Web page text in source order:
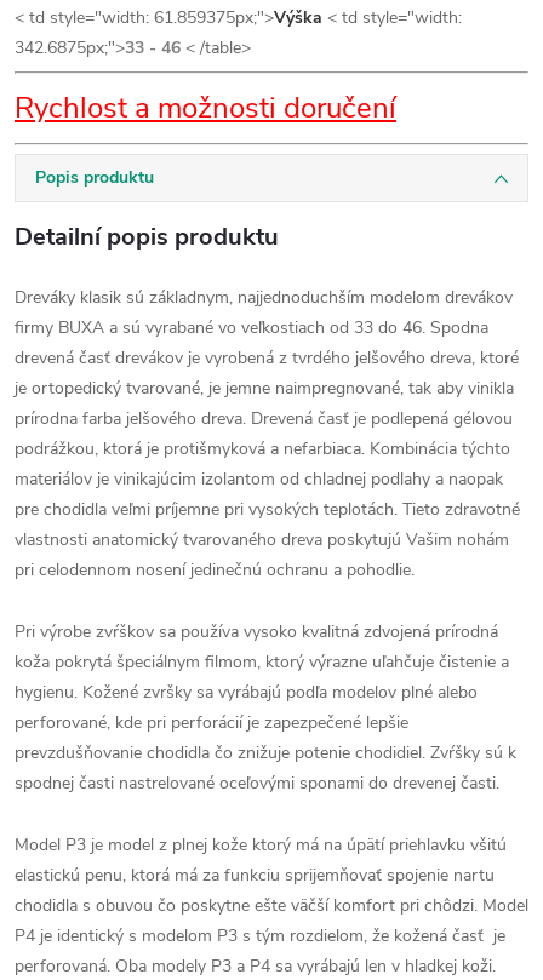
< td style="width: 61.859375px;">Výška < td style="width:
342.6875px;">33 - 46 < /table>
Rychlost a možnosti doručení
Popis produktu
Detailní popis produktu
Dreváky klasik sú základnym, najjednoduchším modelom drevákov
firmy BUXA a sú vyrabané vo veľkostiach od 33 do 46. Spodna
drevená časť drevákov je vyrobená z tvrdého jelšového dreva, ktoré
je ortopedický tvarované, je jemne naimpregnované, tak aby vinikla
prírodna farba jelšového dreva. Drevená časť je podlepená gélovou
podrážkou, ktorá je protišmyková a nefarbiaca. Kombinácia týchto
materiálov je vinikajúcim izolantom od chladnej podlahy a naopak
pre chodidla veľmi príjemne pri vysokých teplotách. Tieto zdravotné
vlastnosti anatomický tvarovaného dreva poskytujú Vašim nohám
pri celodennom nosení jedinečnú ochranu a pohodlie.
Pri výrobe zvŕškov sa používa vysoko kvalitná zdvojená prírodná
koža pokrytá špeciálnym filmom, ktorý výrazne uľahčuje čistenie a
hygienu. Kožené zvršky sa vyrábajú podľa modelov plné alebo
perforované, kde pri perforácií je zapezpečené lepšie
prevzdušňovanie chodidla čo znižuje potenie chodidiel. Zvŕšky sú k
spodnej časti nastrelované oceľovými sponami do drevenej časti.
Model P3 je model z plnej kože ktorý má na úpätí priehlavku všitú
elastickú penu, ktorá má za funkciu sprijemňovať spojenie nartu
chodidla s obuvou čo poskytne ešte väčší komfort pri chôdzi. Model
P4 je identický s modelom P3 s tým rozdielom, že kožená časť je
perforovaná. Oba modely P3 a P4 sa vyrábajú len v hladkej koži.